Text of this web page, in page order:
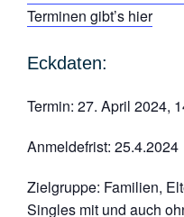
Terminen gibt’s hier
Eckdaten:
Termin: 27. April 2024,
Anmeldefrist: 25.4.2024
Zielgruppe: Familien,
Singles mit und auch